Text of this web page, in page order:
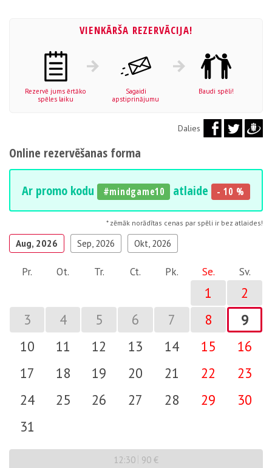
VIENKĀRŠA REZERVĀCIJA!
Rezervē jums ērtāko
spēles laiku
Sagaidi
apstiprinājumu
Baudi spēli!
Dalies
Online rezervēšanas forma
Ar promo kodu #mindgame10 atlaide - 10 %
* zēmāk norādītas cenas par spēli ir bez atlaides!
Aug, 2026 Sep, 2026 Okt, 2026
Pr. Ot. Tr. Ct. Pk. Se. Sv.
1
2
3
4 5 6 7 8
9
10
11 12 13 14 15
16
17
18 19 20 21 22
23
24
25 26 27 28 29
30
31
12:30 90 €